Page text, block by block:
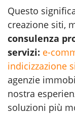
Questo
creazione siti,
consulenza
servizi: e-
indicizzazione
agenzie
nostra
soluzioni più